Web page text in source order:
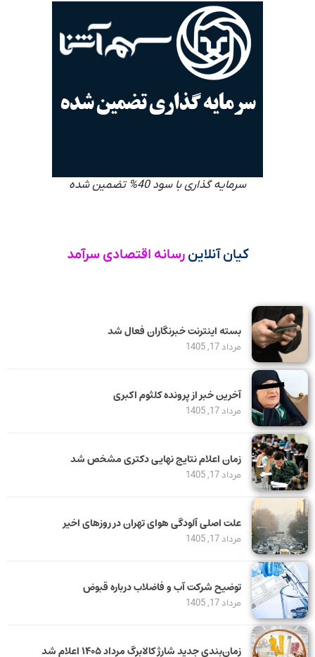
سرمایه گذاری با سود 40% تضمین شده
کیان آنلاین رسانه اقتصادی سرآمد
بسته اینترنت خبرنگاران فعال شد
مرداد 17, 1405
آخرین خبر از پرونده کلثوم اکبری
مرداد 17, 1405
زمان اعلام نتایج نهایی دکتری مشخص شد
مرداد 17, 1405
علت اصلی آلودگی هوای تهران در روزهای اخیر
مرداد 17, 1405
توضیح شرکت آب و فاضلاب درباره قبوض
مرداد 17, 1405
زمان‌بندی جدید شارژ کالابرگ مرداد ۱۴۰۵ اعلام شد